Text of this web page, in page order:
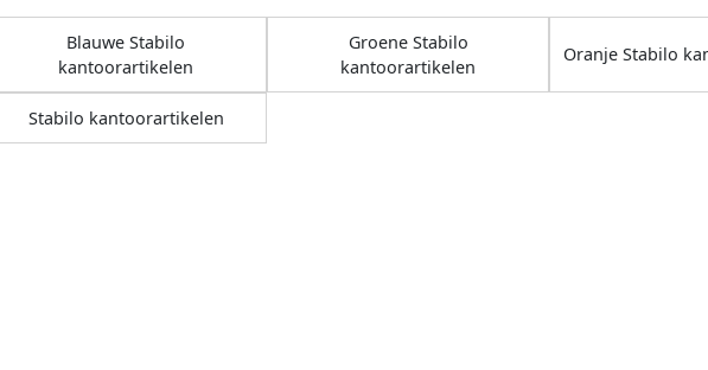
Blauwe Stabilo
kantoorartikelen
Groene Stabilo
kantoorartikelen
Oranje Stabilo
Stabilo kantoorartikelen